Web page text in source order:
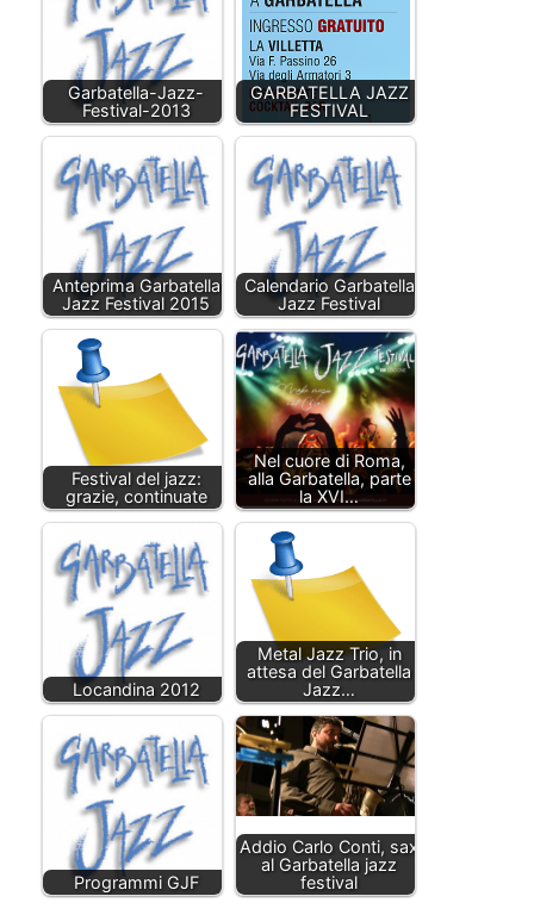
Garbatella-Jazz-
Festival-2013
GARBATELLA JAZZ
FESTIVAL
Anteprima Garbatella
Jazz Festival 2015
Calendario Garbatella
Jazz Festival
Festival del jazz:
grazie, continuate
Nel cuore di Roma,
alla Garbatella, parte
la XVI…
Locandina 2012
Metal Jazz Trio, in
attesa del Garbatella
Jazz…
Programmi GJF
Addio Carlo Conti, sax
al Garbatella jazz
festival